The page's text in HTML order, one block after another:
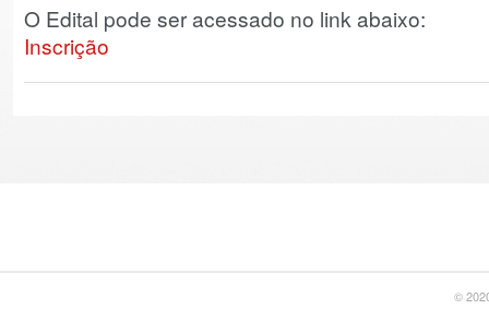
O Edital pode ser acessado no link abaixo:
Inscrição
©